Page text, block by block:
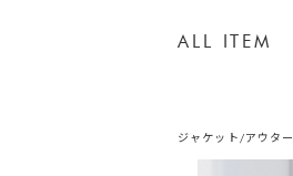
ALL ITEM
ジャケット/アウター